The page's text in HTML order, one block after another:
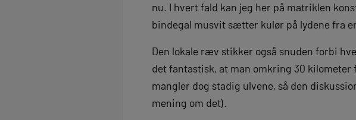
nu. I hvert fald kan jeg her på matriklen
bindegal musvit sætter kulør på lydene fra
Den lokale ræv stikker også snuden forbi
det fantastisk, at man omkring 30
mangler dog stadig ulvene, så den
mening om det).